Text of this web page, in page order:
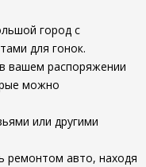
город с
для гонок.
вашем распоряжении
можно
или другими
ремонтом авто, находя